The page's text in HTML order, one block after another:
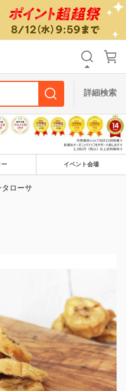
詳細検索
ー イベント会場
ローサ
ポイントUPセレクトのみ
リセット
ポイントUPセレクトのみ